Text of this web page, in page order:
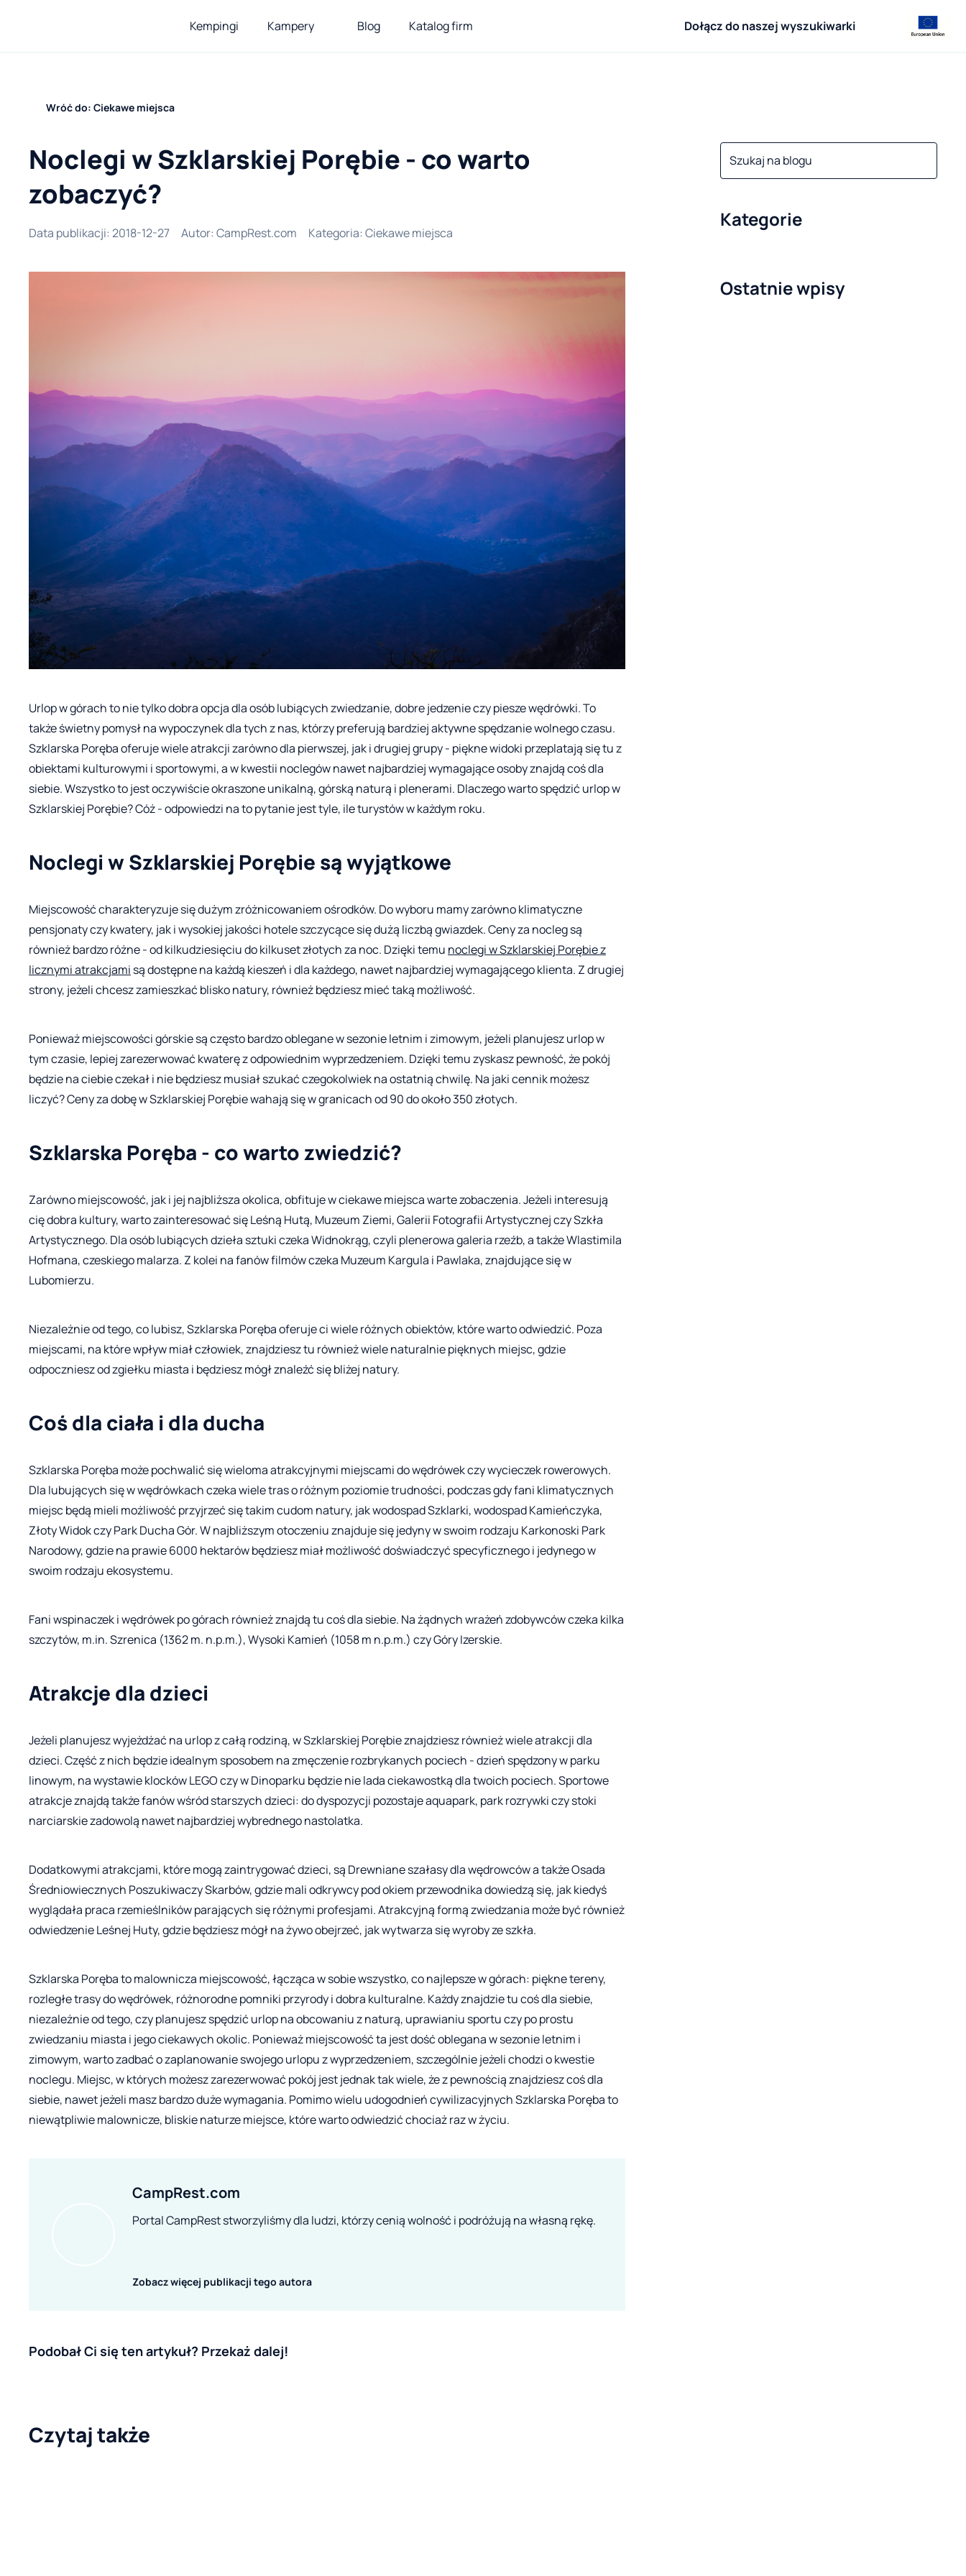
Kempingi Kampery Blog Katalog firm Dołącz do naszej wyszukiwarki
Wróć do: Ciekawe miejsca
Kategorie
Noclegi w Szklarskiej Porębie - co warto
zobaczyć?
Data publikacji: 2018-12-27 Autor: CampRest.com Kategoria: Ciekawe miejsca
Urlop w górach to nie tylko dobra opcja dla osób lubiących zwiedzanie, dobre jedzenie czy piesze wędrówki. To
także świetny pomysł na wypoczynek dla tych z nas, którzy preferują bardziej aktywne spędzanie wolnego czasu.
Szklarska Poręba oferuje wiele atrakcji zarówno dla pierwszej, jak i drugiej grupy - piękne widoki przeplatają się tu z
obiektami kulturowymi i sportowymi, a w kwestii noclegów nawet najbardziej wymagające osoby znajdą coś dla
siebie. Wszystko to jest oczywiście okraszone unikalną, górską naturą i plenerami. Dlaczego warto spędzić urlop w
Szklarskiej Porębie? Cóż - odpowiedzi na to pytanie jest tyle, ile turystów w każdym roku.
Noclegi w Szklarskiej Porębie są wyjątkowe
Miejscowość charakteryzuje się dużym zróżnicowaniem ośrodków. Do wyboru mamy zarówno klimatyczne
pensjonaty czy kwatery, jak i wysokiej jakości hotele szczycące się dużą liczbą gwiazdek. Ceny za nocleg są
również bardzo różne - od kilkudziesięciu do kilkuset złotych za noc. Dzięki temu noclegi w Szklarskiej Porębie z
licznymi atrakcjami są dostępne na każdą kieszeń i dla każdego, nawet najbardziej wymagającego klienta. Z drugiej
strony, jeżeli chcesz zamieszkać blisko natury, również będziesz mieć taką możliwość.
Ponieważ miejscowości górskie są często bardzo oblegane w sezonie letnim i zimowym, jeżeli planujesz urlop w
tym czasie, lepiej zarezerwować kwaterę z odpowiednim wyprzedzeniem. Dzięki temu zyskasz pewność, że pokój
będzie na ciebie czekał i nie będziesz musiał szukać czegokolwiek na ostatnią chwilę. Na jaki cennik możesz
liczyć? Ceny za dobę w Szklarskiej Porębie wahają się w granicach od 90 do około 350 złotych.
Szklarska Poręba - co warto zwiedzić?
Zarówno miejscowość, jak i jej najbliższa okolica, obfituje w ciekawe miejsca warte zobaczenia. Jeżeli interesują
cię dobra kultury, warto zainteresować się Leśną Hutą, Muzeum Ziemi, Galerii Fotografii Artystycznej czy Szkła
Artystycznego. Dla osób lubiących dzieła sztuki czeka Widnokrąg, czyli plenerowa galeria rzeźb, a także Wlastimila
Hofmana, czeskiego malarza. Z kolei na fanów filmów czeka Muzeum Kargula i Pawlaka, znajdujące się w
Lubomierzu.
Niezależnie od tego, co lubisz, Szklarska Poręba oferuje ci wiele różnych obiektów, które warto odwiedzić. Poza
miejscami, na które wpływ miał człowiek, znajdziesz tu również wiele naturalnie pięknych miejsc, gdzie
odpoczniesz od zgiełku miasta i będziesz mógł znaleźć się bliżej natury.
Coś dla ciała i dla ducha
Szklarska Poręba może pochwalić się wieloma atrakcyjnymi miejscami do wędrówek czy wycieczek rowerowych.
Dla lubujących się w wędrówkach czeka wiele tras o różnym poziomie trudności, podczas gdy fani klimatycznych
miejsc będą mieli możliwość przyjrzeć się takim cudom natury, jak wodospad Szklarki, wodospad Kamieńczyka,
Złoty Widok czy Park Ducha Gór. W najbliższym otoczeniu znajduje się jedyny w swoim rodzaju Karkonoski Park
Narodowy, gdzie na prawie 6000 hektarów będziesz miał możliwość doświadczyć specyficznego i jedynego w
swoim rodzaju ekosystemu.
Fani wspinaczek i wędrówek po górach również znajdą tu coś dla siebie. Na żądnych wrażeń zdobywców czeka kilka
szczytów, m.in. Szrenica (1362 m. n.p.m.), Wysoki Kamień (1058 m n.p.m.) czy Góry Izerskie.
Atrakcje dla dzieci
Jeżeli planujesz wyjeżdżać na urlop z całą rodziną, w Szklarskiej Porębie znajdziesz również wiele atrakcji dla
dzieci. Część z nich będzie idealnym sposobem na zmęczenie rozbrykanych pociech - dzień spędzony w parku
linowym, na wystawie klocków LEGO czy w Dinoparku będzie nie lada ciekawostką dla twoich pociech. Sportowe
atrakcje znajdą także fanów wśród starszych dzieci: do dyspozycji pozostaje aquapark, park rozrywki czy stoki
narciarskie zadowolą nawet najbardziej wybrednego nastolatka.
Dodatkowymi atrakcjami, które mogą zaintrygować dzieci, są Drewniane szałasy dla wędrowców a także Osada
Średniowiecznych Poszukiwaczy Skarbów, gdzie mali odkrywcy pod okiem przewodnika dowiedzą się, jak kiedyś
wyglądała praca rzemieślników parających się różnymi profesjami. Atrakcyjną formą zwiedzania może być również
odwiedzenie Leśnej Huty, gdzie będziesz mógł na żywo obejrzeć, jak wytwarza się wyroby ze szkła.
Szklarska Poręba to malownicza miejscowość, łącząca w sobie wszystko, co najlepsze w górach: piękne tereny,
rozległe trasy do wędrówek, różnorodne pomniki przyrody i dobra kulturalne. Każdy znajdzie tu coś dla siebie,
niezależnie od tego, czy planujesz spędzić urlop na obcowaniu z naturą, uprawianiu sportu czy po prostu
zwiedzaniu miasta i jego ciekawych okolic. Ponieważ miejscowość ta jest dość oblegana w sezonie letnim i
zimowym, warto zadbać o zaplanowanie swojego urlopu z wyprzedzeniem, szczególnie jeżeli chodzi o kwestie
noclegu. Miejsc, w których możesz zarezerwować pokój jest jednak tak wiele, że z pewnością znajdziesz coś dla
siebie, nawet jeżeli masz bardzo duże wymagania. Pomimo wielu udogodnień cywilizacyjnych Szklarska Poręba to
niewątpliwie malownicze, bliskie naturze miejsce, które warto odwiedzić chociaż raz w życiu.
CampRest.com
Portal CampRest stworzyliśmy dla ludzi, którzy cenią wolność i podróżują na własną rękę.
Zobacz więcej publikacji tego autora
Podobał Ci się ten artykuł? Przekaż dalej!
Czytaj także
Ostatnie wpisy